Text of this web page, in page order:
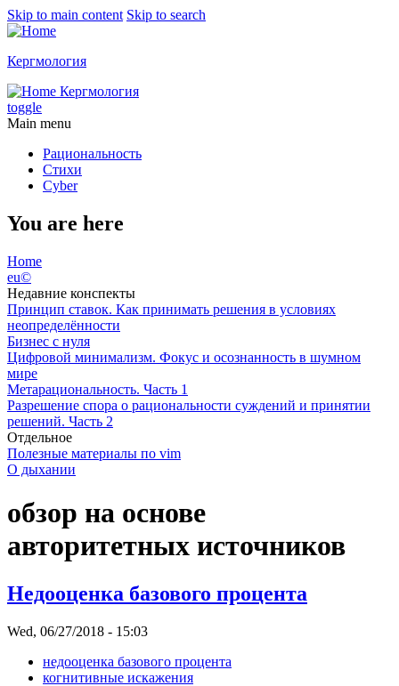
Skip to main content Skip to search
Кергмология
Кергмология
toggle
Main menu
Рациональность
Стихи
Cyber
You are here
Home
eu©
Недавние конспекты
Принцип ставок. Как принимать решения в условиях
неопределённости
Бизнес с нуля
Цифровой минимализм. Фокус и осознанность в шумном
мире
Метарациональность. Часть 1
Разрешение спора о рациональности суждений и принятии
решений. Часть 2
Отдельное
Полезные материалы по vim
О дыхании
обзор на основе
авторитетных источников
Недооценка базового процента
Wed, 06/27/2018 - 15:03
недооценка базового процента
когнитивные искажения